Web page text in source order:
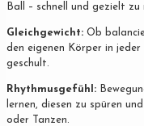
Ball – schnell und gezielt zu
Gleichgewicht: Ob
den eigenen Körper in
geschult.
Rhythmusgefühl:
lernen, diesen zu spüren
oder Tanzen.